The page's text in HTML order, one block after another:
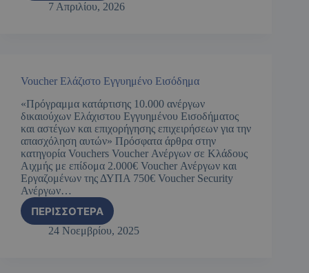
7 Απριλίου, 2026
Voucher Ελάζιστο Εγγυημένο Εισόδημα
«Πρόγραμμα κατάρτισης 10.000 ανέργων
δικαιούχων Ελάχιστου Εγγυημένου Εισοδήματος
και αστέγων και επιχορήγησης επιχειρήσεων για την
απασχόληση αυτών» Πρόσφατα άρθρα στην
κατηγορία Vouchers Voucher Ανέργων σε Κλάδους
Αιχμής με επίδομα 2.000€ Voucher Ανέργων και
Εργαζομένων της ΔΥΠΑ 750€ Voucher Security
Ανέργων…
ΠΕΡΙΣΣΌΤΕΡΑ
24 Νοεμβρίου, 2025